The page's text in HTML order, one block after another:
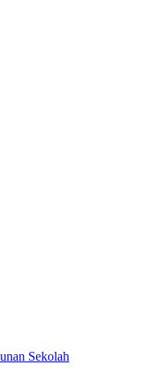
Sekolah